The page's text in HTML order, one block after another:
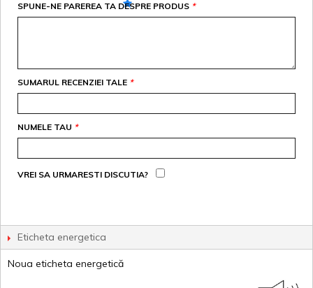
*
SPUNE-NE PAREREA TA DESPRE PRODUS
*
SUMARUL RECENZIEI TALE
*
NUMELE TAU
VREI SA URMARESTI DISCUTIA?
Eticheta energetica
Noua eticheta energetică